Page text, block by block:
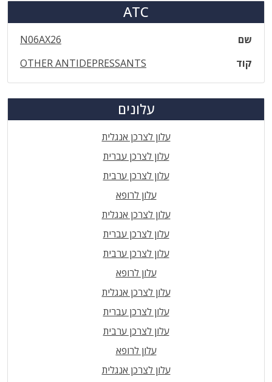
ATC
שם
N06AX26
קוד
OTHER ANTIDEPRESSANTS
עלונים
עלון לצרכן אנגלית
עלון לצרכן עברית
עלון לצרכן ערבית
עלון לרופא
עלון לצרכן אנגלית
עלון לצרכן עברית
עלון לצרכן ערבית
עלון לרופא
עלון לצרכן אנגלית
עלון לצרכן עברית
עלון לצרכן ערבית
עלון לרופא
עלון לצרכן אנגלית